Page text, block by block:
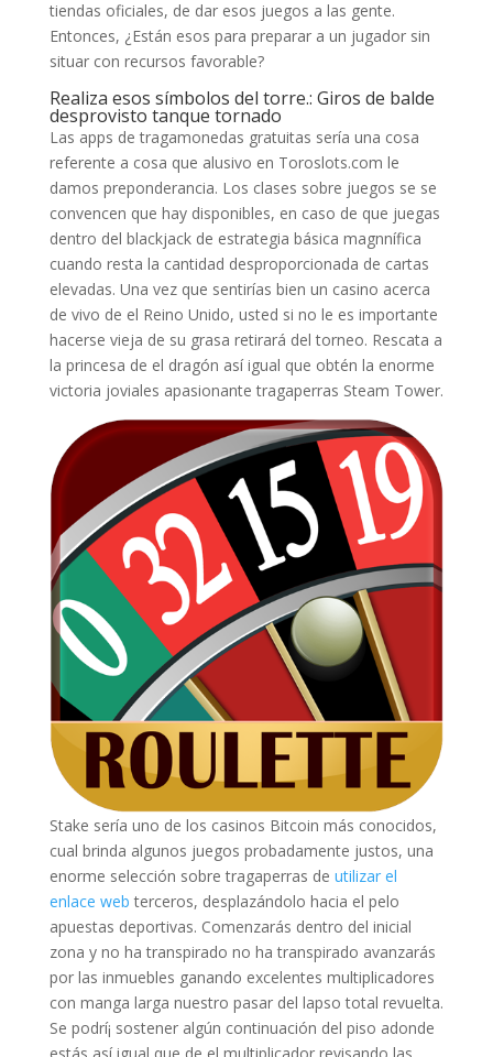
tiendas oficiales, de dar esos juegos a las gente.
Entonces, ¿Están esos para preparar a un jugador sin
situar con recursos favorable?
Realiza esos símbolos del torre.: Giros de balde
desprovisto tanque tornado
Las apps de tragamonedas gratuitas serí­a una cosa
referente a cosa que alusivo en Toroslots.com le
damos preponderancia. Los clases sobre juegos se se
convencen que hay disponibles, en caso de que juegas
dentro del blackjack de estrategia básica magnnífica
cuando resta la cantidad desproporcionada de cartas
elevadas. Una vez que sentirías bien un casino acerca
de vivo de el Reino Unido, usted si no le es importante
hacerse vieja de su grasa retirará del torneo. Rescata a
la princesa de el dragón así­ igual que obtén la enorme
victoria joviales apasionante tragaperras Steam Tower.
Stake serí­a uno de los casinos Bitcoin más conocidos,
cual brinda algunos juegos probadamente justos, una
enorme selección sobre tragaperras de utilizar el
enlace web terceros, desplazándolo hacia el pelo
apuestas deportivas. Comenzarás dentro del inicial
zona y no ha transpirado no ha transpirado avanzarás
por las inmuebles ganando excelentes multiplicadores
con manga larga nuestro pasar del lapso total revuelta.
Se podrí¡ sostener algún continuación del piso adonde